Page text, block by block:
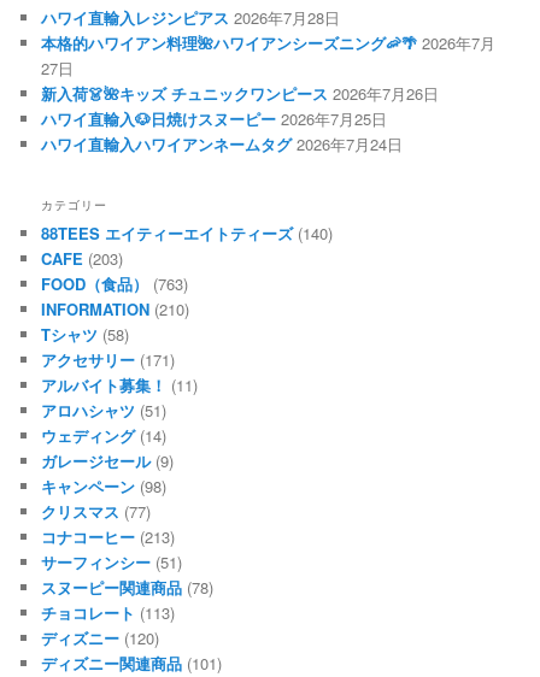
ハワイ直輸入レジンピアス 2026年7月28日
本格的ハワイアン料理🌺ハワイアンシーズニング🦐🌴 2026年7月
27日
新入荷👗🌺キッズ チュニックワンピース 2026年7月26日
ハワイ直輸入🐶日焼けスヌーピー 2026年7月25日
ハワイ直輸入ハワイアンネームタグ 2026年7月24日
カテゴリー
88TEES エイティーエイトティーズ(140)
CAFE (203)
FOOD（食品）
(763)
INFORMATION (210)
Tシャツ (58)
アクセサリー (171)
アルバイト募集！ (11)
アロハシャツ (51)
ウェディング(14)
ガレージセール(9)
キャンペーン (98)
クリスマス (77)
コナコーヒー (213)
サーフィンシー (51)
スヌーピー関連商品 (78)
チョコレート (113)
ディズニー (120)
ディズニー関連商品 (101)